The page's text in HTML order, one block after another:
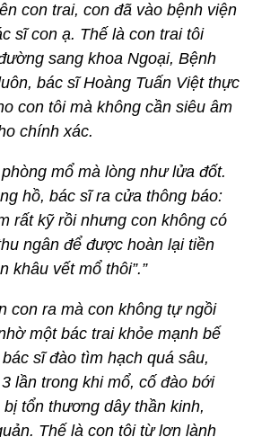
con trai, con đã vào bệnh viện
sĩ con ạ. Thế là con trai tôi
sang khoa Ngoại, Bệnh
bác sĩ Hoàng Tuấn Việt thực
con tôi mà không cần siêu âm
chính xác.
mổ mà lòng như lửa đốt.
hồ, bác sĩ ra cửa thông báo:
rất kỹ rồi nhưng con không có
ngân để được hoàn lại tiền
khâu vết mổ thôi”.”
con ra mà con không tự ngồi
một bác trai khỏe mạnh bế
sĩ đào tìm hạch quá sâu,
lần trong khi mổ, cố đào bới
tổn thương dây thần kinh,
Thế là con tôi từ lợn lành